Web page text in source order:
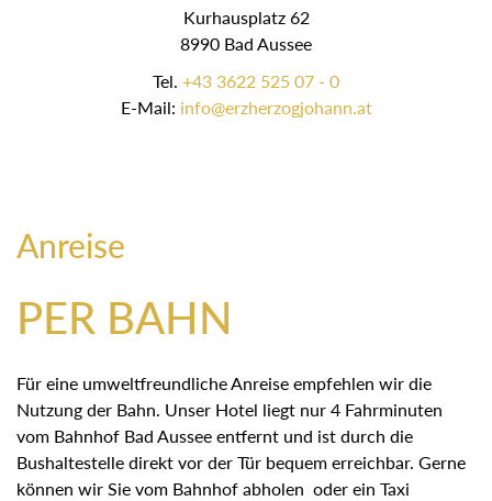
Kurhausplatz 62
8990 Bad Aussee
Tel. +43 3622 525 07 - 0
E-Mail: info@erzherzogjohann.at
Anreise
PER BAHN
Für eine umweltfreundliche Anreise empfehlen wir die
Nutzung der Bahn. Unser Hotel liegt nur 4 Fahrminuten
vom Bahnhof Bad Aussee entfernt und ist durch die
Bushaltestelle direkt vor der Tür bequem erreichbar. Gerne
können wir Sie vom Bahnhof abholen oder ein Taxi